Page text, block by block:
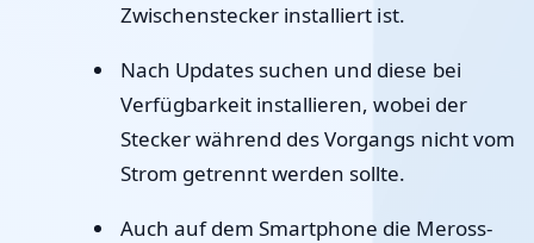
Zwischenstecker installiert ist.
Nach Updates suchen und diese bei
Verfügbarkeit installieren, wobei der
Stecker während des Vorgangs nicht vom
Strom getrennt werden sollte.
Auch auf dem Smartphone die Meross-